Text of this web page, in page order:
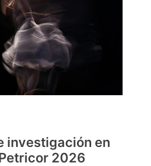
investigación en
2026